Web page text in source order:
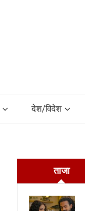
देश/विदेश
ताजा